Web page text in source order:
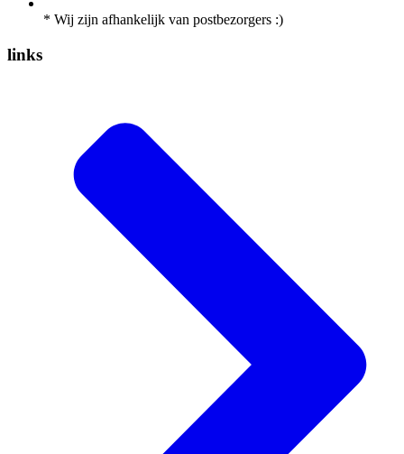
* Wij zijn afhankelijk van postbezorgers :)
links